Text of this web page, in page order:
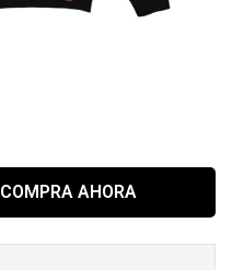
COMPRA AHORA